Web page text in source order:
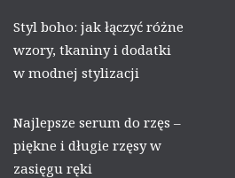
Styl boho: jak łączyć różne
wzory, tkaniny i dodatki
w modnej stylizacji
Najlepsze serum do rzęs –
piękne i długie rzęsy w
zasięgu ręki